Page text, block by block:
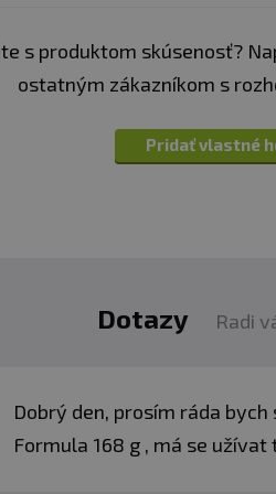
kapsúl
sa budíte a ránomáte pocit,
ale neschopnosť tela prepnúť
aminokyselín,
melatonín, nenarúša
s produktom skúsenosť?
ostatným zákazníkom s
Pridať vlastné
Dotazy Radi
Dobrý den, prosím ráda
Formula 168 g , má se